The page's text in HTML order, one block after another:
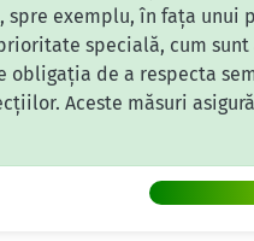
exemplu, în fața unui
specială, cum
obligația de a respecta
Aceste măsuri